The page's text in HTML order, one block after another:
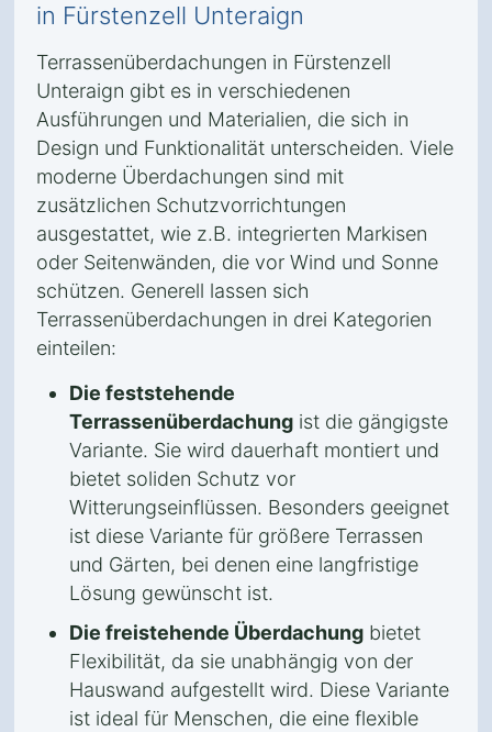
in Fürstenzell Unteraign
Terrassenüberdachungen in Fürstenzell
Unteraign gibt es in verschiedenen
Ausführungen und Materialien, die sich in
Design und Funktionalität unterscheiden. Viele
moderne Überdachungen sind mit
zusätzlichen Schutzvorrichtungen
ausgestattet, wie z.B. integrierten Markisen
oder Seitenwänden, die vor Wind und Sonne
schützen. Generell lassen sich
Terrassenüberdachungen in drei Kategorien
einteilen:
Die feststehende
Terrassenüberdachung ist die gängigste
Variante. Sie wird dauerhaft montiert und
bietet soliden Schutz vor
Witterungseinflüssen. Besonders geeignet
ist diese Variante für größere Terrassen
und Gärten, bei denen eine langfristige
Lösung gewünscht ist.
Die freistehende Überdachung bietet
Flexibilität, da sie unabhängig von der
Hauswand aufgestellt wird. Diese Variante
ist ideal für Menschen, die eine flexible